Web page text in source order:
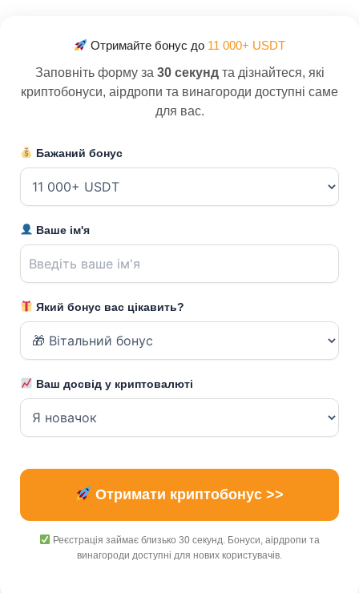
Отримайте бонус до 11 000+ USDT
Заповніть форму за 30 секундта дізнайтеся, які
криптобонуси, аірдропи та винагороди доступні саме
для вас.
Бажаний бонус
Ваше ім'я
Який бонус вас цікавить?
Ваш досвід у криптовалюті
Отримати криптобонус >>
Реєстрація займає близько 30 секунд. Бонуси, аірдропи та
винагороди доступні для нових користувачів.